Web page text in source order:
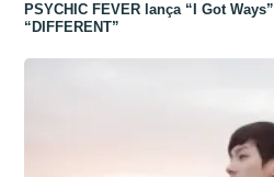
PSYCHIC FEVER lança “I Got
“DIFFERENT”